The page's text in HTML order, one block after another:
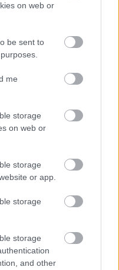
on web or
be sent to
me
storage
on web or
storage
or app.
storage
storage
and other